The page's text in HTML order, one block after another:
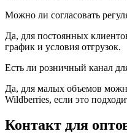
Можно ли согласовать
Да, для постоянных
график и условия отгрузок.
Есть ли розничный канал
Да, для малых объемов
Wildberries, если это
Контакт для